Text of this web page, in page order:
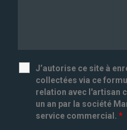
J’autorise ce site à
collectées via ce
relation avec l'artisan
un an par la société
service commercial. *